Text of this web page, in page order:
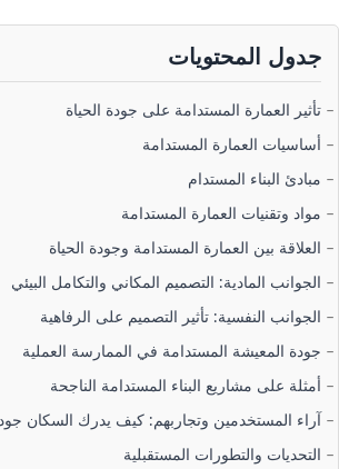
جدول المحتويات
تأثير العمارة المستدامة على جودة الحياة
أساسيات العمارة المستدامة
مبادئ البناء المستدام
مواد وتقنيات العمارة المستدامة
العلاقة بين العمارة المستدامة وجودة الحياة
الجوانب المادية: التصميم المكاني والتكامل البيئي
الجوانب النفسية: تأثير التصميم على الرفاهية
جودة المعيشة المستدامة في الممارسة العملية
أمثلة على مشاريع البناء المستدامة الناجحة
آراء المستخدمين وتجاربهم: كيف يدرك السكان
التحديات والتطورات المستقبلية